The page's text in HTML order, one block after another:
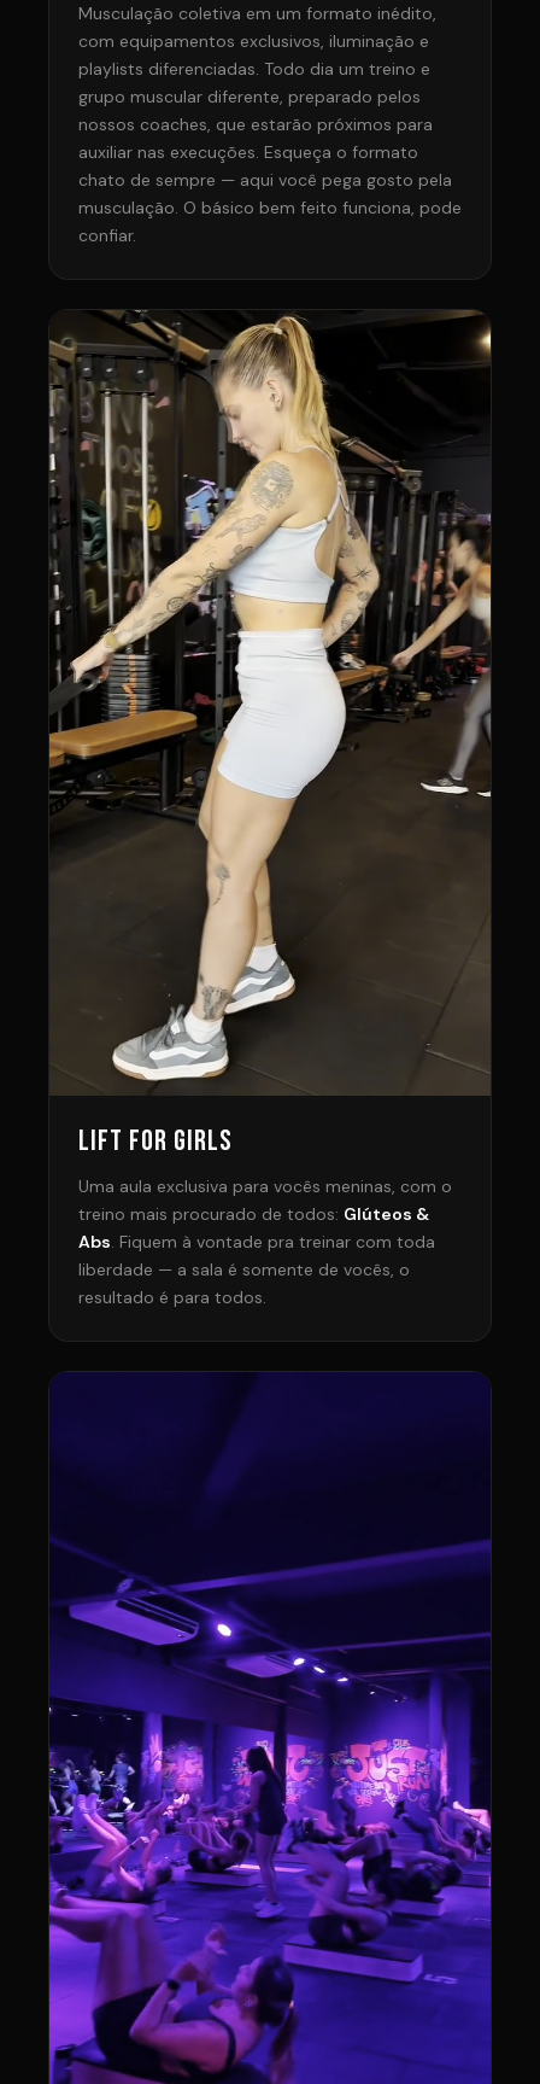
Musculação coletiva em um formato inédito,
com equipamentos exclusivos, iluminação e
playlists diferenciadas. Todo dia um treino e
grupo muscular diferente, preparado pelos
nossos coaches, que estarão próximos para
auxiliar nas execuções. Esqueça o formato
chato de sempre — aqui você pega gosto pela
musculação. O básico bem feito funciona, pode
confiar.
LIFT FOR GIRLS
Uma aula exclusiva para vocês meninas, com o
treino mais procurado de todos: Glúteos &
Abs . Fiquem à vontade pra treinar com toda
liberdade — a sala é somente de vocês, o
resultado é para todos.